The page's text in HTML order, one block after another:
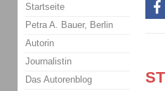
Startseite
Petra A. Bauer, Berlin
Autorin
Journalistin
Das Autorenblog